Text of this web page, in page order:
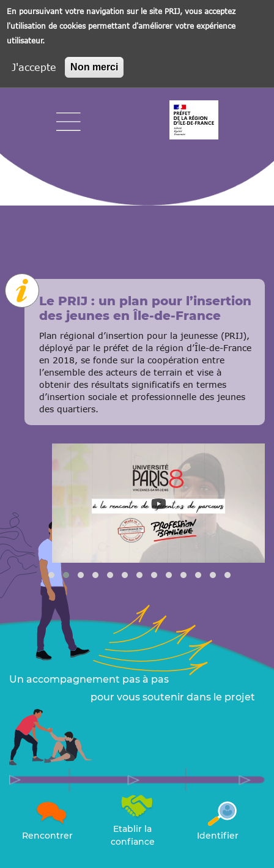
En poursuivant votre navigation sur le site PRIJ, vous acceptez
l'utilisation de cookies permettant d'améliorer votre expérience
utilisateur.
J'accepte Non merci
Le PRIJ : un plan pour l’insertion
des jeunes en Île-de-France
Plan régional d’insertion pour la jeunesse (PRIJ),
déployé par le préfet de la région d’Île-de-France
en 2018, se fonde sur la coopération entre
l’ensemble des acteurs de terrain et vise à
obtenir des résultats significatifs en termes
d’insertion sociale et professionnelle des jeunes
des quartiers.
Un accompagnement pas à pas
pour vous soutenir dans le projet
Rencontrer
Etablir la
confiance
Identifier